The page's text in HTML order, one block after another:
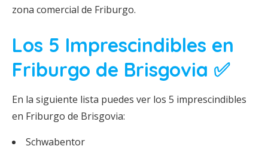
zona comercial de Friburgo.
Los 5 Imprescindibles en
Friburgo de Brisgovia ✅
En la siguiente lista puedes ver los 5 imprescindibles
en Friburgo de Brisgovia:
Schwabentor